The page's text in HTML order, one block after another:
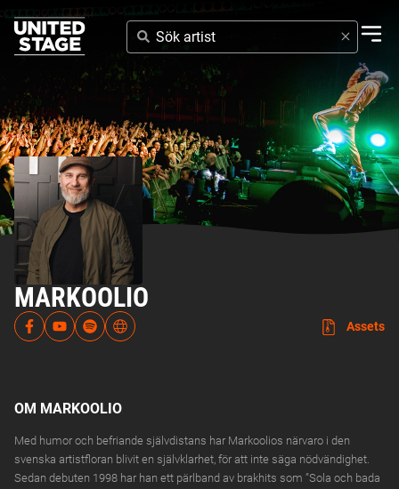
SÖK
ARTIST
MARKOOLIO
Assets
OM MARKOOLIO
Med humor och befriande självdistans har Markoolios närvaro i den
svenska artistfloran blivit en självklarhet, för att inte säga nödvändighet.
Sedan debuten 1998 har han ett pärlband av brakhits som ”Sola och bada